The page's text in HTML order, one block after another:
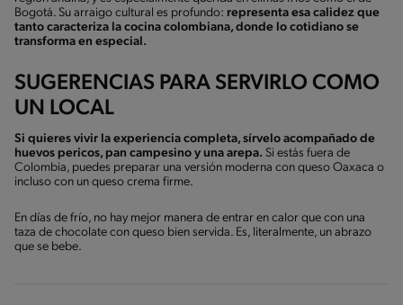
Bogotá. Su arraigo cultural es profundo: representa esa calidez que
tanto caracteriza la cocina colombiana, donde lo cotidiano se
transforma en especial.
SUGERENCIAS PARA SERVIRLO COMO
UN LOCAL
Si quieres vivir la experiencia completa, sírvelo acompañado de
huevos pericos, pan campesino y una arepa. Si estás fuera de
Colombia, puedes preparar una versión moderna con queso Oaxaca o
incluso con un queso crema firme.
En días de frío, no hay mejor manera de entrar en calor que con una
taza de chocolate con queso bien servida. Es, literalmente, un abrazo
que se bebe.